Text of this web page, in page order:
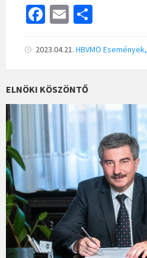
Fa
b
o
o
k
E
ai
l
ar
e
2023.04.21. HBVMÖ
ELNÖKI KÖSZÖNTŐ